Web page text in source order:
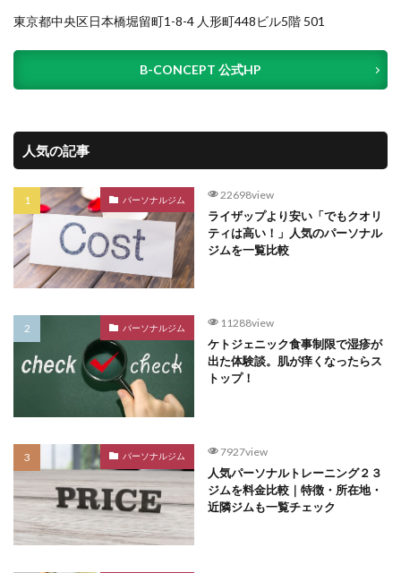
東京都中央区日本橋堀留町1-8-4 人形町448ビル5階 501
B-CONCEPT 公式HP
人気の記事
パーソナルジム 22698view
ライザップより安い「でもクオリ
ティは高い！」人気のパーソナル
ジムを一覧比較
パーソナルジム 11288view
ケトジェニック食事制限で湿疹が
出た体験談。肌が痒くなったらス
トップ！
パーソナルジム 7927view
人気パーソナルトレーニング２３
ジムを料金比較｜特徴・所在地・
近隣ジムも一覧チェック